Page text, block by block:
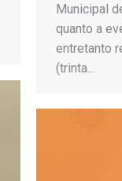
Municipal
quanto a
entretanto
(trinta…